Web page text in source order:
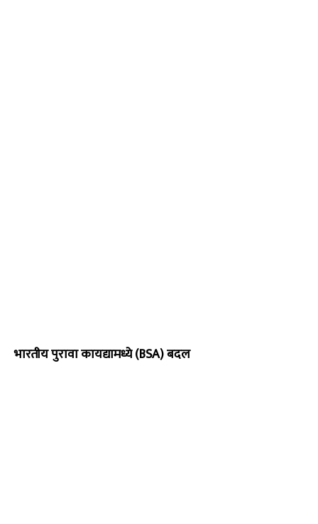
भारतीय पुरावा कायद्यामध्ये (BSA) बदल